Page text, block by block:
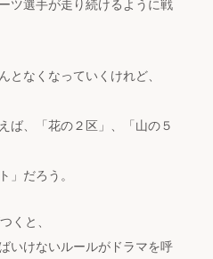
ツ選手が走り続けるように戦
となくなっていくけれど、
ば、「花の２区」、「山の５
」だろう。
くと、
いけないルールがドラマを呼